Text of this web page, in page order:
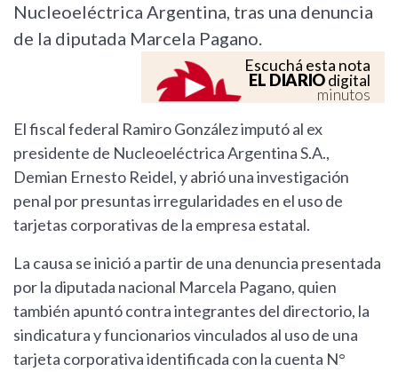
Nucleoeléctrica Argentina, tras una denuncia
de la diputada Marcela Pagano.
Escuchá esta nota
EL DIARIOdigital
minutos
El fiscal federal Ramiro González imputó al ex
presidente de Nucleoeléctrica Argentina S.A.,
Demian Ernesto Reidel, y abrió una investigación
penal por presuntas irregularidades en el uso de
tarjetas corporativas de la empresa estatal.
La causa se inició a partir de una denuncia presentada
por la diputada nacional Marcela Pagano, quien
también apuntó contra integrantes del directorio, la
sindicatura y funcionarios vinculados al uso de una
tarjeta corporativa identificada con la cuenta N°